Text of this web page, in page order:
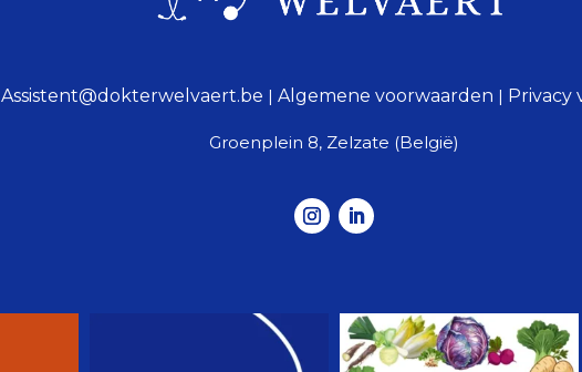
Assistent@dokterwelvaert.be | Algemene voorwaarden | Privacy
Groenplein 8, Zelzate (België)